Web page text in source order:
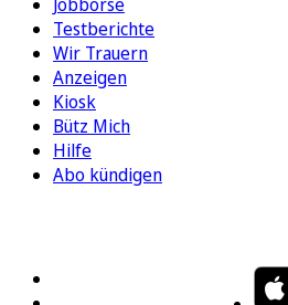
Testberichte
Wir Trauern
Anzeigen
Kiosk
Bütz Mich
Hilfe
Abo kündigen